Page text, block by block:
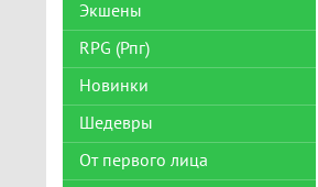
Экшены
RPG (Рпг)
Новинки
Шедевры
От первого лица